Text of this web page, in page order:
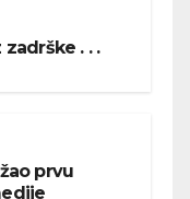
. . .
prvu